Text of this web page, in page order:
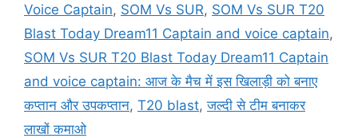
Voice Captain, SOM Vs SUR, SOM Vs SUR T20
Blast Today Dream11 Captain and voice captain,
SOM Vs SUR T20 Blast Today Dream11 Captain
and voice captain: आज के मैच में इस खिलाड़ी को बनाए
कप्तान और उपकप्तान, T20 blast,जल्दी से टीम बनाकर
लाखों कमाओ